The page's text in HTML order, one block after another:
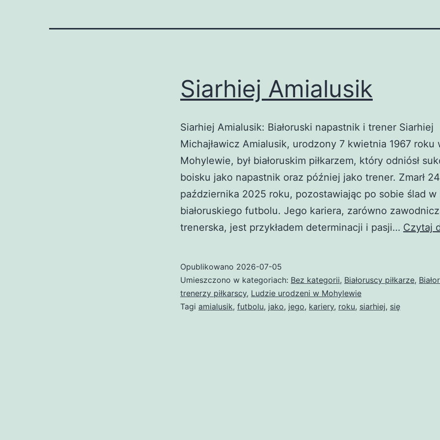
Siarhiej Amialusik
Siarhiej Amialusik: Białoruski napastnik i trener Siarhiej
Michajławicz Amialusik, urodzony 7 kwietnia 1967 roku
Mohylewie, był białoruskim piłkarzem, który odniósł
boisku jako napastnik oraz później jako trener. Zmarł 24
października 2025 roku, pozostawiając po sobie ślad w
białoruskiego futbolu. Jego kariera, zarówno
trenerska, jest przykładem determinacji i pasji… Czytaj
Opublikowano 2026-07-05
Umieszczono w kategoriach: Bez kategorii, Białoruscy piłkarze,
trenerzy piłkarscy, Ludzie urodzeni w Mohylewie
Tagi amialusik, futbolu, jako, jego, kariery, roku, siarhiej, się